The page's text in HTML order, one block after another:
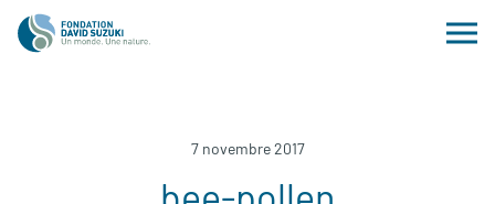
7 novembre 2017